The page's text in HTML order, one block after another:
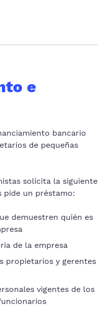
e
bancario
de pequeñas
solicita la siguiente
pide un préstamo:
demuestren quién es
de la empresa
propietarios y gerentes
vigentes de los